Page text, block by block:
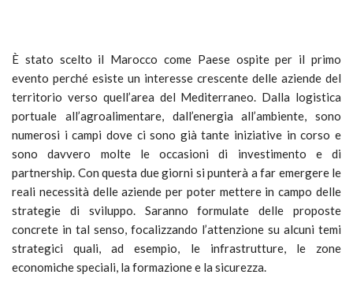
È stato scelto il Marocco come Paese ospite per il primo
evento perché esiste un interesse crescente delle aziende del
territorio verso quell’area del Mediterraneo. Dalla logistica
portuale all’agroalimentare, dall’energia all’ambiente, sono
numerosi i campi dove ci sono già tante iniziative in corso e
sono davvero molte le occasioni di investimento e di
partnership. Con questa due giorni si punterà a far emergere le
reali necessità delle aziende per poter mettere in campo delle
strategie di sviluppo. Saranno formulate delle proposte
concrete in tal senso, focalizzando l’attenzione su alcuni temi
strategici quali, ad esempio, le infrastrutture, le zone
economiche speciali, la formazione e la sicurezza.